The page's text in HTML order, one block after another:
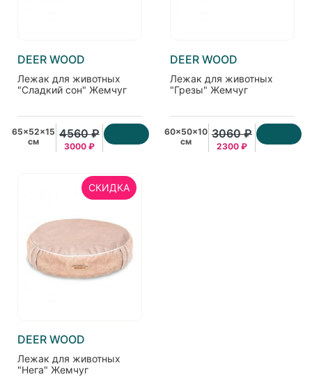
DEER WOOD
Лежак для животных
"Сладкий сон" Жемчуг
65x52x15
см
4560 ₽
3000 ₽
DEER WOOD
Лежак для животных
"Грезы" Жемчуг
60x50x10
см
3060 ₽
2300 ₽
СКИДКА
DEER WOOD
Лежак для животных
"Нега" Жемчуг